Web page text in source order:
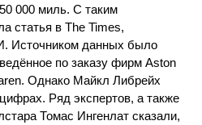
000 миль. С таким
статья в The Times,
Источником данных было
по заказу фирм Aston
Однако Майкл Либрейх
Ряд экспертов, а также
Томас Ингенлат сказали,